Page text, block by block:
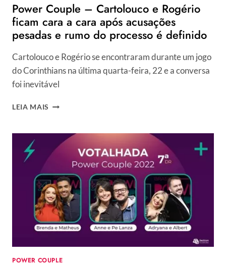
Power Couple – Cartolouco e Rogério
ficam cara a cara após acusações
pesadas e rumo do processo é definido
Cartolouco e Rogério se encontraram durante um jogo
do Corinthians na última quarta-feira, 22 e a conversa
foi inevitável
LEIA MAIS POWER
CARTOLOUCO
ROGÉRIO
FICAM
CARA
A
CARA
APÓS
ACUSAÇÕES
PESADAS
DO
POWER COUPLE